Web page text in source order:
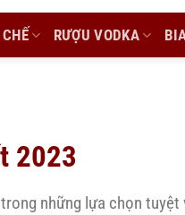
RƯỢU VODKA
2023
những lựa chọn